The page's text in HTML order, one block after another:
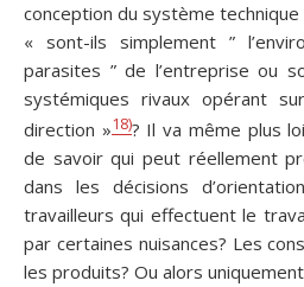
conception du système
« sont-ils simplement ”
parasites ” de l’entreprise ou
systémiques rivaux opérant
direction »18)? Il va même plus
de savoir qui peut réellement
dans les décisions
travailleurs qui effectuent le
par certaines nuisances? Les
les produits? Ou alors